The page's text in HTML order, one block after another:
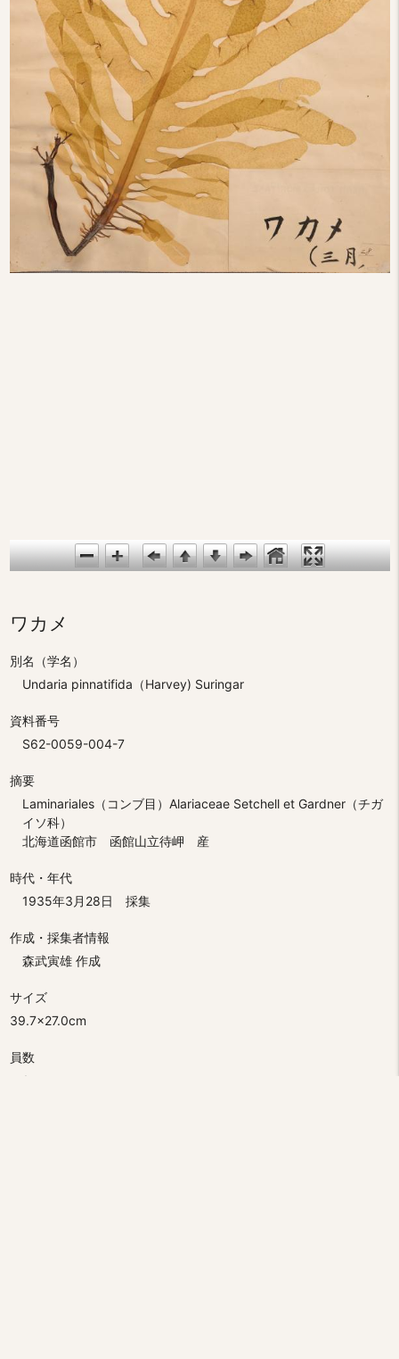
ワカメ
別名（学名）
Undaria pinnatifida（Harvey) Suringar
資料番号
S62-0059-004-7
摘要
Laminariales（コンブ目）Alariaceae Setchell et Gardner（チガ
イソ科）
北海道函館市 函館山立待岬 産
時代・年代
1935年3月28日 採集
作成・採集者情報
森武寅雄 作成
サイズ
39.7×27.0cm
員数
1